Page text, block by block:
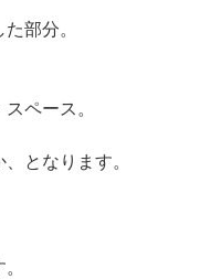
部分。
ペース。
となります。